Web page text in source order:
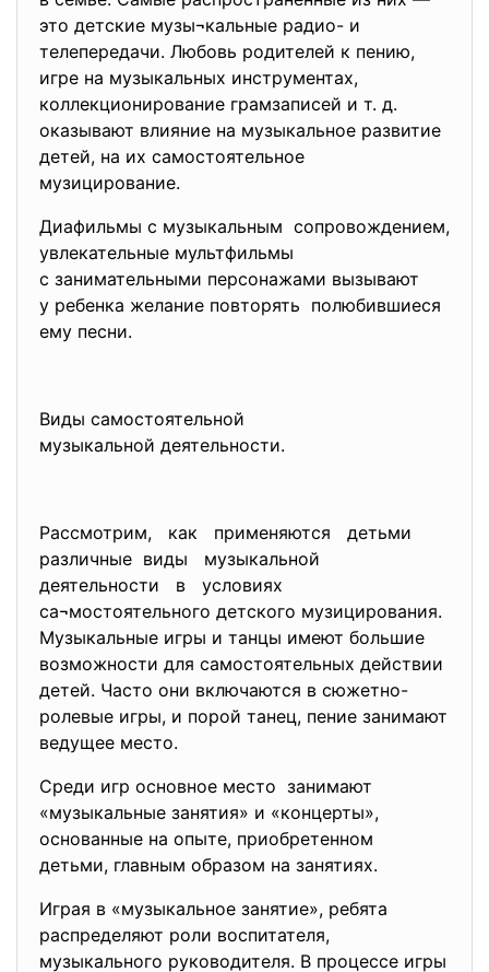
это детские музы¬кальные радио- и
телепередачи. Любовь родителей к пению,
игре на музыкальных инструментах,
коллекционирование грамзаписей и т. д.
оказывают влияние на музыкальное развитие
детей, на их самостоятельное
музицирование.
Диафильмы с музыкальным сопровождением,
увлекательные мультфильмы
с занимательными персонажами вызывают
у ребенка желание повторять полюбившиеся
ему песни.
Виды самостоятельной
музыкальной деятельности.
Рассмотрим, как применяются детьми
различные виды музыкальной
деятельности в условиях
са¬мостоятельного детского музицирования.
Музыкальные игры и танцы имеют большие
возможности для самостоятельных действии
детей. Часто они включаются в сюжетно-
ролевые игры, и порой танец, пение занимают
ведущее место.
Среди игр основное место занимают
«музыкальные занятия» и «концерты»,
основанные на опыте, приобретенном
детьми, главным образом на занятиях.
Играя в «музыкальное занятие», ребята
распределяют роли воспитателя,
музыкального руководителя. В процессе игры